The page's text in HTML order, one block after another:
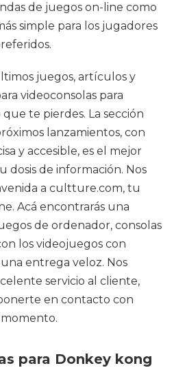
de juegos on-line como
simple para los jugadores
juegos, artículos y
videoconsolas para
te pierdes. La sección
lanzamientos, con
y accesible, es el mejor
dosis de información. Nos
a cultture.com, tu
Acá encontrarás una
de ordenador, consolas
los videojuegos con
entrega veloz. Nos
servicio al cliente,
en contacto con
para Donkey kong